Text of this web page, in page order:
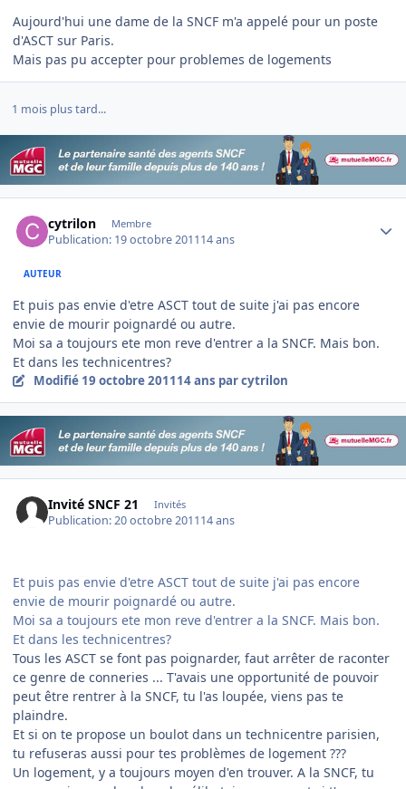
Aujourd'hui une dame de la SNCF m'a appelé pour un poste
d'ASCT sur Paris.
Mais pas pu accepter pour problemes de logements
1 mois plus tard...
cytrilon Membre
Publication: 19 octobre 201114 ans
AUTEUR
Et puis pas envie d'etre ASCT tout de suite j'ai pas encore
envie de mourir poignardé ou autre.
Moi sa a toujours ete mon reve d'entrer a la SNCF. Mais bon.
Et dans les technicentres?
Modifié 19 octobre 201114 ans par cytrilon
Invité SNCF 21 Invités
Publication:20 octobre 201114 ans
Et puis pas envie d'etre ASCT tout de suite j'ai pas encore
envie de mourir poignardé ou autre.
Moi sa a toujours ete mon reve d'entrer a la SNCF. Mais bon.
Et dans les technicentres?
Tous les ASCT se font pas poignarder, faut arrêter de raconter
ce genre de conneries ... T'avais une opportunité de pouvoir
peut être rentrer à la SNCF, tu l'as loupée, viens pas te
plaindre.
Et si on te propose un boulot dans un technicentre parisien,
tu refuseras aussi pour tes problèmes de logement ???
Un logement, y a toujours moyen d'en trouver. A la SNCF, tu